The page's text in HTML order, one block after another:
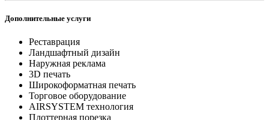
Дополнительные услуги
Реставрация
Ландшафтный дизайн
Наружная реклама
3D печать
Широкоформатная печать
Торговое оборудование
AIRSYSTEM технология
Плоттерная порезка